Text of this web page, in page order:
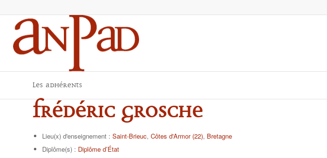
Les adhérents
Frédéric GROSCHE
Lieu(x) d'enseignement : Saint-Brieuc, Côtes d'Armor (22), Bretagne
Diplôme(s) : Diplôme d’État